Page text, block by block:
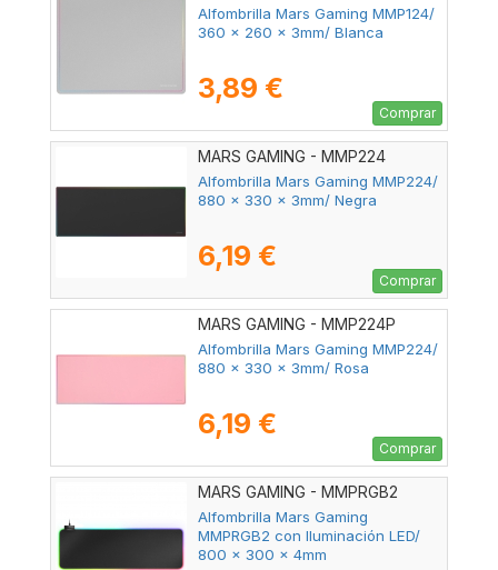
Alfombrilla Mars Gaming MMP124/
360 x 260 x 3mm/ Blanca
3,89 €
Comprar
MARS GAMING - MMP224
Alfombrilla Mars Gaming MMP224/
880 x 330 x 3mm/ Negra
6,19 €
Comprar
MARS GAMING - MMP224P
Alfombrilla Mars Gaming MMP224/
880 x 330 x 3mm/ Rosa
6,19 €
Comprar
MARS GAMING - MMPRGB2
Alfombrilla Mars Gaming
MMPRGB2 con Iluminación LED/
800 x 300 x 4mm